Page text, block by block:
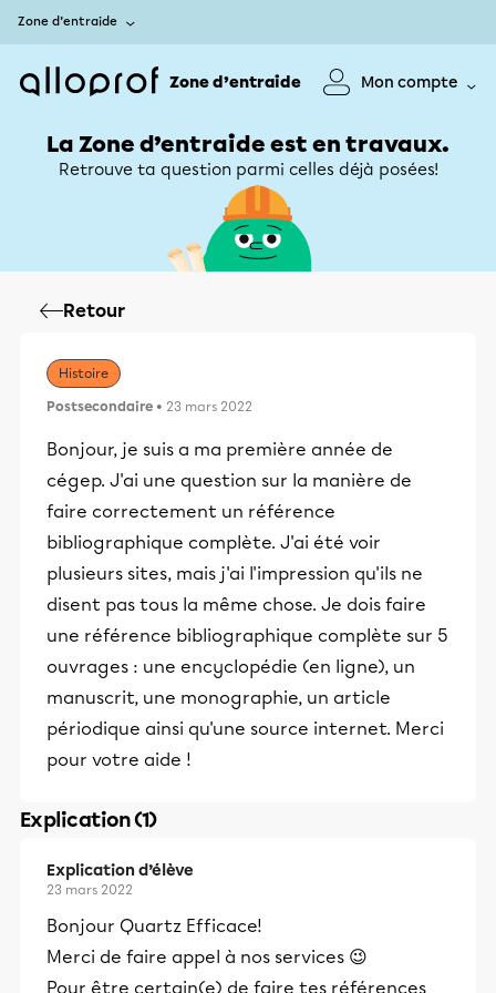
Zone d’entraide
Zone d’entraide Mon compte
La Zone d’entraide est en travaux.
Retrouve ta question parmi celles déjà posées!
Retour
Histoire
Postsecondaire • 23 mars 2022
Bonjour, je suis a ma première année de
cégep. J'ai une question sur la manière de
faire correctement un référence
bibliographique complète. J'ai été voir
plusieurs sites, mais j'ai l'impression qu'ils ne
disent pas tous la même chose. Je dois faire
une référence bibliographique complète sur 5
ouvrages : une encyclopédie (en ligne), un
manuscrit, une monographie, un article
périodique ainsi qu'une source internet. Merci
pour votre aide !
Explication (1)
Explication d’élève
23 mars 2022
Bonjour Quartz Efficace!
Merci de faire appel à nos services 😉
Pour être certain(e) de faire tes références